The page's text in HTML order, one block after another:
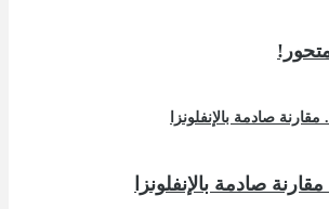
صادمة بالإنفلونزا